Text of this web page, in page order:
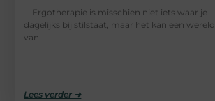
Ergotherapie is misschien niet iets waar je
dagelijks bij stilstaat, maar het kan een wereld
van
Lees verder ➜